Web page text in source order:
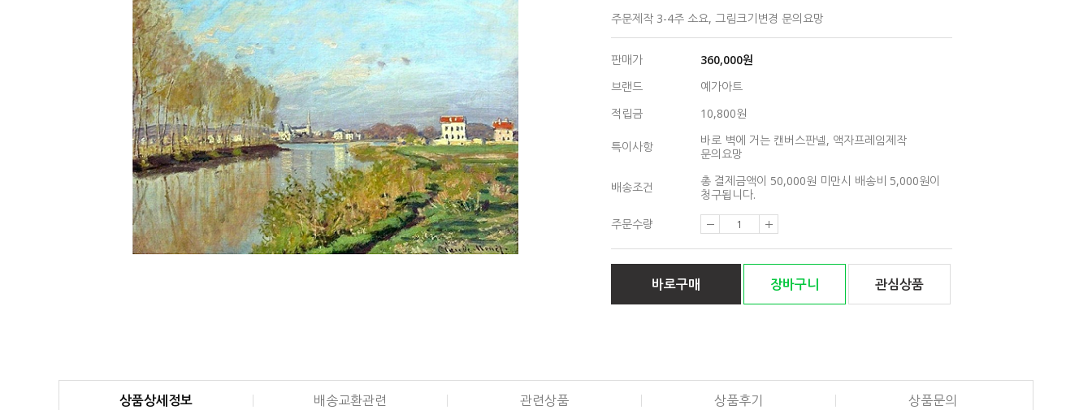
주문제작 3-4주 소요, 그림크기변경 문의요망
판매가 360,000원
브랜드
예가아트
적립금
10,800원
특이사항
바로 벽에 거는 캔버스판넬, 액자프레임제작
문의요망
배송조건
총 결제금액이 50,000원 미만시 배송비 5,000원이
청구됩니다.
주문수량
바로구매 장바구니 관심상품
상품상세정보 배송교환관련 관련상품 상품후기 상품문의